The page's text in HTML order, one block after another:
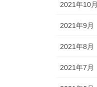
2021年10月
2021年9月
2021年8月
2021年7月